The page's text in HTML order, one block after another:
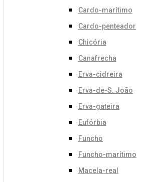
Cardo-marítimo
Cardo-penteador
Chicória
Canafrecha
Erva-cidreira
Erva-de-S. João
Erva-gateira
Eufórbia
Funcho
Funcho-marítimo
Macela-real